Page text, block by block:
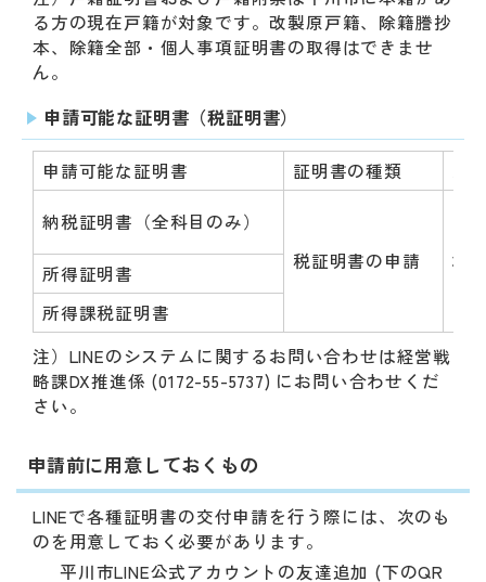
る方の現在戸籍が対象です。改製原戸籍、除籍謄抄
本、除籍全部・個人事項証明書の取得はできませ
ん。
申請可能な証明書（税証明書）
申請可能な証明書 証明書の種類
納税証明書（全科目のみ）
税証明書の申請
所得証明書
所得課税証明書
注）LINEのシステムに関するお問い合わせは経営戦
略課DX推進係 (0172-55-5737) にお問い合わせくだ
さい。
申請前に用意しておくもの
LINEで各種証明書の交付申請を行う際には、次のも
のを用意しておく必要があります。
平川市LINE公式アカウントの友達追加 (下のQR